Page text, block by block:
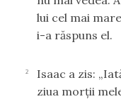
lui cel mai
i-a răspuns el.
2 Isaac a zis:
ziua morţii